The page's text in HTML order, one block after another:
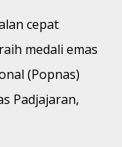
cepat
medali emas
(Popnas)
Padjajaran,